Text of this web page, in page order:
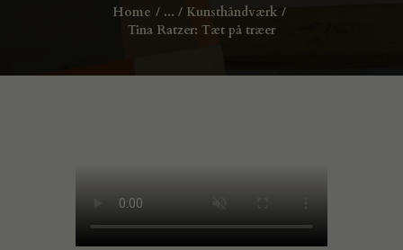
Home ...
Kunsthåndværk
Tina Ratzer: Tæt på træer
ANSØG